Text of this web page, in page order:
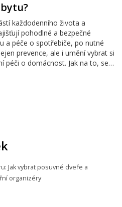
každodenního života a
pohodlné a bezpečné
a péče o spotřebiče, po nutné
prevence, ale i umění vybrat si
péči o domácnost. Jak na to, se
Jak vybrat posuvné dveře a
organizéry